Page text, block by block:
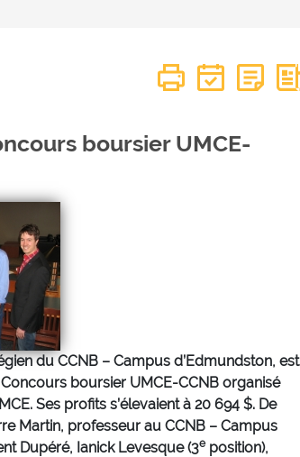
boursier UMCE-
du CCNB – Campus d’Edmundston, est
boursier UMCE-CCNB organisé
Ses profits s’élevaient à 20 694 $. De
Martin, professeur au CCNB – Campus
Dupéré, Ianick Levesque (3eposition),